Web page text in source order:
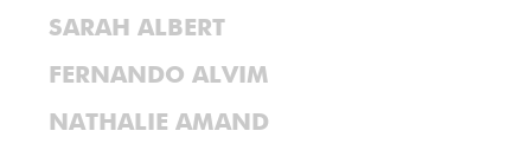
SARAH ALBERT
FERNANDO ALVIM
NATHALIE AMAND